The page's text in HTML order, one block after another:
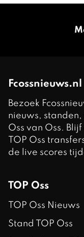
Fcossnieuws.nl
Bezoek
nieuws, standen,
Oss van Oss.
TOP Oss
de live scores
TOP Oss
TOP Oss Nieuws
Stand TOP Oss